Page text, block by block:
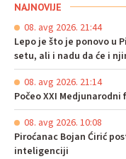
NAJNOVIJE
08. avg 2026. 21:44
Lepo je što je ponovo u
setu, ali i nadu da će i
08. avg 2026. 21:14
Počeo XXI
08. avg 2026. 10:08
Piroćanac Bojan Ćirić
inteligenciji